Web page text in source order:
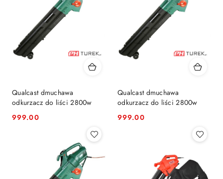
Qualcast dmuchawa
odkurzacz do liści 2800w
Cena:
999.00
Qualcast dmuchawa
odkurzacz do liści 2800w
Cena:
999.00